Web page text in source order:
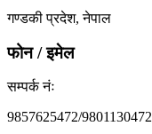
गण्डकी प्रदेश, नेपाल
फोन / इमेल
सम्पर्क नंः
9857625472/9801130472